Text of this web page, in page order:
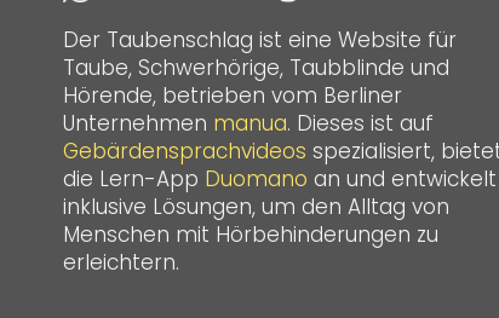
Der Taubenschlag ist eine Website für
Taube, Schwerhörige, Taubblinde und
Hörende, betrieben vom Berliner
Unternehmen manua. Dieses ist auf
Gebärdensprachvideos spezialisiert,
die Lern-App Duomano an und entwickelt
inklusive Lösungen, um den Alltag von
Menschen mit Hörbehinderungen zu
erleichtern.